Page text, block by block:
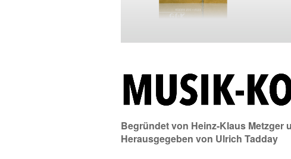
Begründet von Heinz-Klaus Metzger
Herausgegeben von Ulrich Tadday